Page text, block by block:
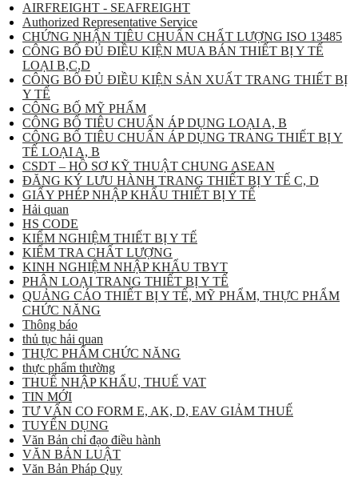
AIRFREIGHT - SEAFREIGHT
Authorized Representative Service
CHỨNG NHẬN TIÊU CHUẨN CHẤT LƯỢNG ISO 13485
CÔNG BỐ ĐỦ ĐIỀU KIỆN MUA BÁN THIẾT BỊ Y TẾ
LOẠI B,C,D
CÔNG BỐ ĐỦ ĐIỀU KIỆN SẢN XUẤT TRANG THIẾT BỊ
Y TẾ
CÔNG BỐ MỸ PHẨM
CÔNG BỐ TIÊU CHUẨN ÁP DỤNG LOẠI A, B
CÔNG BỐ TIÊU CHUẨN ÁP DỤNG TRANG THIẾT BỊ Y
TẾ LOẠI A, B
CSDT – HỒ SƠ KỸ THUẬT CHUNG ASEAN
ĐĂNG KÝ LƯU HÀNH TRANG THIẾT BỊ Y TẾ C, D
GIẤY PHÉP NHẬP KHẨU THIẾT BỊ Y TẾ
Hải quan
HS CODE
KIỂM NGHIỆM THIẾT BỊ Y TẾ
KIỂM TRA CHẤT LƯỢNG
KINH NGHIỆM NHẬP KHẨU TBYT
PHÂN LOẠI TRANG THIẾT BỊ Y TẾ
QUẢNG CÁO THIẾT BỊ Y TẾ, MỸ PHẨM, THỰC PHẨM
CHỨC NĂNG
Thông báo
thủ tục hải quan
THỰC PHẨM CHỨC NĂNG
thực phẩm thường
THUẾ NHẬP KHẨU, THUẾ VAT
TIN MỚI
TƯ VẤN CO FORM E, AK, D, EAV GIẢM THUẾ
TUYỂN DỤNG
Văn Bản chỉ đạo điều hành
VĂN BẢN LUẬT
Văn Bản Pháp Quy